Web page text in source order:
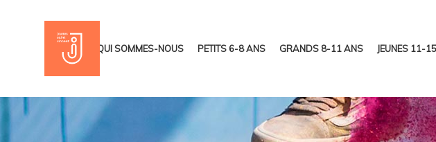
ACCUEIL QUI SOMMES-NOUS PETITS 6-8 ANS GRANDS 8-11 ANS JEUNES 11-